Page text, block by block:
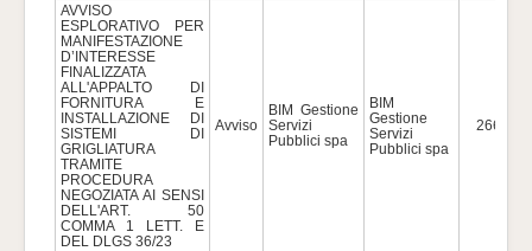
AVVISO
ESPLORATIVO PER
MANIFESTAZIONE
D’INTERESSE
FINALIZZATA
ALL'APPALTO DI
FORNITURA E
INSTALLAZIONE DI
SISTEMI DI
GRIGLIATURA
TRAMITE
PROCEDURA
NEGOZIATA AI SENSI
DELL'ART. 50
COMMA 1 LETT. E
DEL DLGS 36/23
Avviso
BIM Gestione
Servizi
Pubblici spa
BIM
Gestione
Servizi
Pubblici spa